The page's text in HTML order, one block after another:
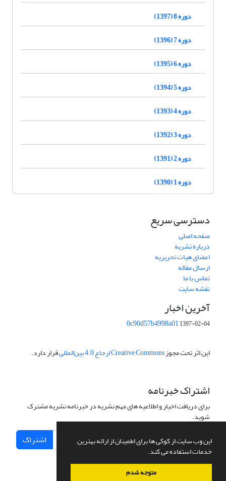
این وب سایت از کوکی ها برای اطمینان از ارائه بهترین
خدمات استفاده می کند.
متوجه شدم
دوره 8 (1397)
دوره 7 (1396)
دوره 6 (1395)
دوره 5 (1394)
دوره 4 (1393)
دوره 3 (1392)
دوره 2 (1391)
دوره 1 (1390)
دسترسی سریع
صفحه اصلی
درباره نشریه
اعضای هیات تحریریه
ارسال مقاله
تماس با ما
نقشه سایت
آخرین اخبار
0c90d57b4998a011397-02-04
این اثر تحت مجوزCreative Commons ارجاع 4.0 بین‌المللی قرار دارد.
اشتراک خبرنامه
برای دریافت اخبار و اطلاعیه های مهم نشریه در خبرنامه نشریه مشترک
شوید.
اشتراک